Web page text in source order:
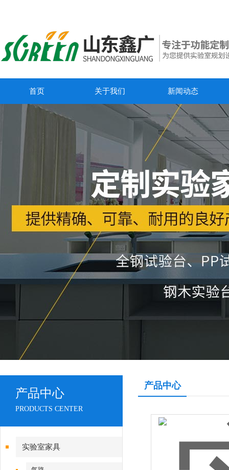
首页 关于我们 新闻动态
产品中心
PRODUCTS CENTER
实验室家具
产品中心